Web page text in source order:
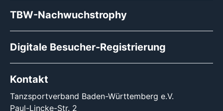
TBW-Nachwuchstrophy
Digitale Besucher-Registrierung
Kontakt
Tanzsportverband Baden-Württemberg e.V.
Paul-Lincke-Str. 2